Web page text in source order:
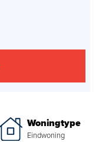
Woningtype
Eindwoning